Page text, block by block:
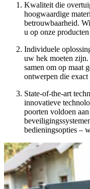
Kwaliteit die
hoogwaardige
betrouwbaarheid.
u op onze
Individuele
uw hek moeten
samen om op maat
ontwerpen die
State-of-the-art
innovatieve
poorten voldoen
bedieningsopties –